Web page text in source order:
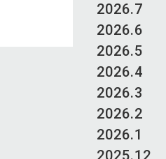
2026.7
2026.6
2026.5
2026.4
2026.3
2026.2
2026.1
2025.12